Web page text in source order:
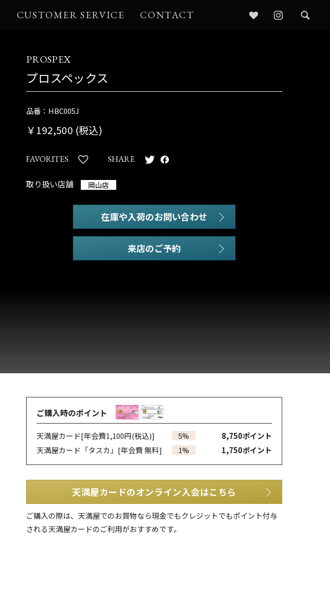
CUSTOMER SERVICE CONTACT
PROSPEX
プロスペックス
品番：HBC005J
￥192,500 (税込)
FAVORITES SHARE
取り扱い店舗 岡山店
在庫や入荷のお問い合わせ
ご購入時のポイント
天満屋カード[年会費1,100円(税込)] 5% 8,750ポイント
天満屋カード「タスカ」 [年会費 無料] 1% 1,750ポイント
天満屋カードのオンライン入会はこちら
ご購入の際は、天満屋でのお買物なら現金でもクレジットでもポイント付与
される天満屋カードのご利用がおすすめです。